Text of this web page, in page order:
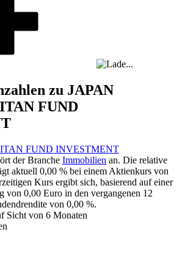
zu JAPAN
FUND
FUND INVESTMENT
der Branche Immobilien an. Die relative
aktuell 0,00 % bei einem Aktienkurs von
Kurs ergibt sich, basierend auf einer
von 0,00 Euro in den vergangenen 12
von 0,00 %.
Sicht von 6 Monaten